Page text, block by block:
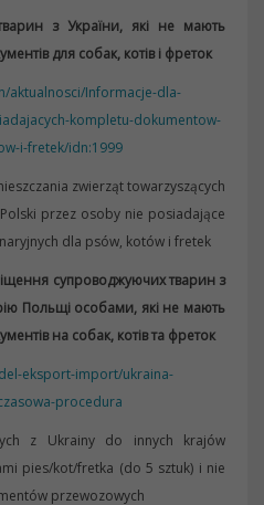
з України, які не мають
для собак, котів і фреток
aktualnosci/Informacje-dla-
kompletu-dokumentow-
i-fretek/idn:1999
zwierząt towarzyszących
przez osoby nie posiadające
dla psów, kotów i fretek
супроводжуючих тварин з
Польщі особами, які не мають
на собак, котів та фреток
eksport-import/ukraina-
procedura
z Ukrainy do innych krajów
pies/kot/fretka (do 5 sztuk) i nie
przewozowych